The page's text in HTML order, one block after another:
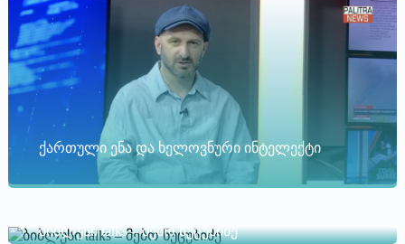
ქართული ენა და ხელოვნური ინტელექტი
ბიბლუსი talks – მებო ნუცუბიძე